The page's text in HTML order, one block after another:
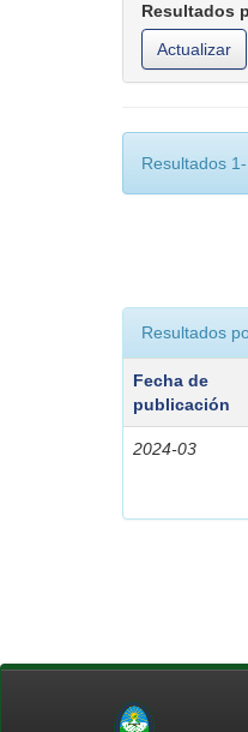
Resultados
Resultados 1-
Resultados
Fecha de
publicación
2024-03